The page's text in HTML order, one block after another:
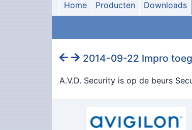
Home Producten Downloads
2014-09-22 Impro
A.V.D. Security is op de beurs